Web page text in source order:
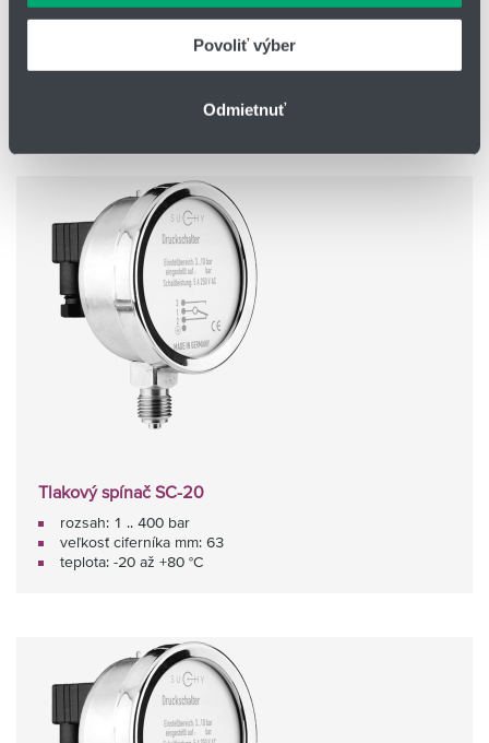
keď ste používali ich služby.
Povoliť výber
Odmietnuť
Tlakový spínač série AIRGAZ
rozsah: -100 až 1100 mbar (rel.); 0 až 1100 bar (dif.)
Tlakový spínač SC-20
rozsah: 1 .. 400 bar
veľkosť ciferníka mm: 63
teplota: -20 až +80 °C